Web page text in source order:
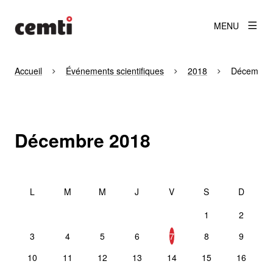
MENU
Accueil Événements scientifiques 2018 Décembre
Décembre 2018
1
2
3
4 5 6 7 8
9
10
11 12 13 14 15
16